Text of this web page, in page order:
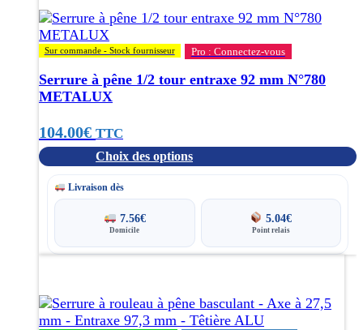
Sur commande - Stock fournisseur Pro : Connectez-vous
Serrure à pêne 1/2 tour entraxe 92 mm N°780
METALUX
104.00€ TTC
Choix des options
a
plusieurs
variations.
Les
options
peuvent
choisies
sur
la
page Livraison dès
7.56€
Domicile
5.04€
Point relais